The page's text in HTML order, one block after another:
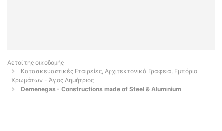
Αετοί της οικοδομής
Κατασκευαστικές Εταιρείες, Αρχιτεκτονικά Γραφεία, Εμπόριο
Χρωμάτων - Άγιος Δημήτριος
Demenegas - Constructions made of Steel & Aluminium